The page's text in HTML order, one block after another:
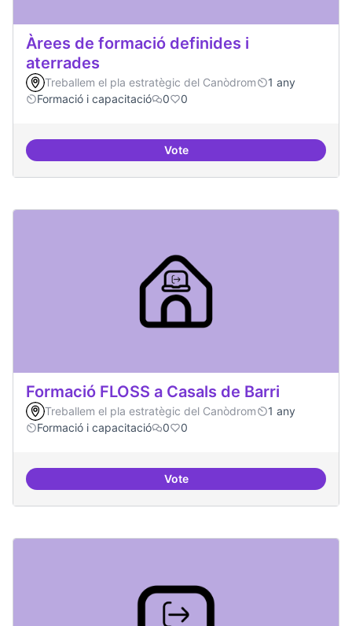
Àrees de formació definides i
aterrades
Treballem el pla estratègic del Canòdrom
1 any
Formació i capacitació
0 0
VoteÀrees de formació definides i
Formació FLOSS a Casals de Barri
Treballem el pla estratègic del Canòdrom
1 any
Formació i capacitació
0 0
VoteFormació FLOSS a Casals de